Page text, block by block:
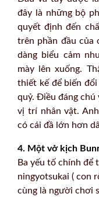
đây là những bộ
quyết định đến
trên phần đầu của
dàng biểu cảm
mày lên xuống.
thiết kế để biến
quỷ. Điều đáng chú
vị trí nhân vật.
có cái đầ lớn hơn
4. Một vở kịch
Ba yếu tố chính để
ningyotsukai ( con
cùng là người chơi